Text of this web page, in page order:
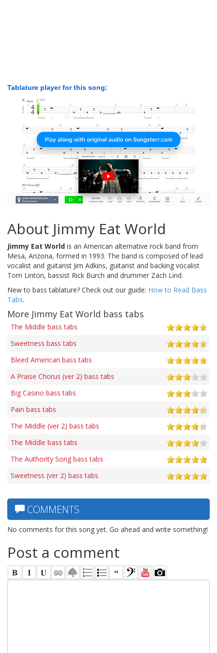
Tablature player for this song:
About Jimmy Eat World
Jimmy Eat World is an American alternative rock band from
Mesa, Arizona, formed in 1993. The band is composed of lead
vocalist and guitarist Jim Adkins, guitarist and backing vocalist
Tom Linton, bassist Rick Burch and drummer Zach Lind.
New to bass tablature? Check out our guide: How to Read Bass
Tabs.
More Jimmy Eat World bass tabs
The Middle bass tabs
Sweetness bass tabs
Bleed American bass tabs
A Praise Chorus (ver 2) bass tabs
Big Casino bass tabs
Pain bass tabs
The Middle (ver 2) bass tabs
The Middle bass tabs
The Authority Song bass tabs
Sweetness (ver 2) bass tabs
COMMENTS
No comments for this song yet. Go ahead and write something!
Post a comment